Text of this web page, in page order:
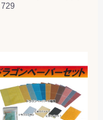
729